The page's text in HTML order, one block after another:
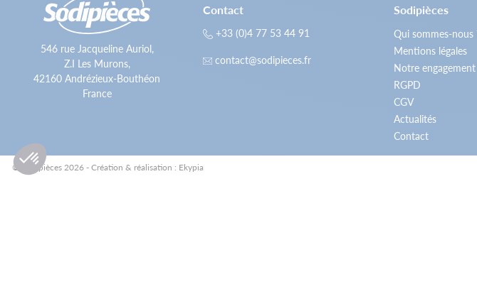
546 rue Jacqueline Auriol,
Z.I Les Murons,
42160 Andrézieux-Bouthéon
France
Contact
+33 (0)4 77 53 44 91
contact@sodipieces.fr
Sodipièces
Qui sommes-nous
Mentions légales
Notre
RGPD
CGV
Actualités
Contact
© Sodipièces 2026 - Création & réalisation : Ekypia